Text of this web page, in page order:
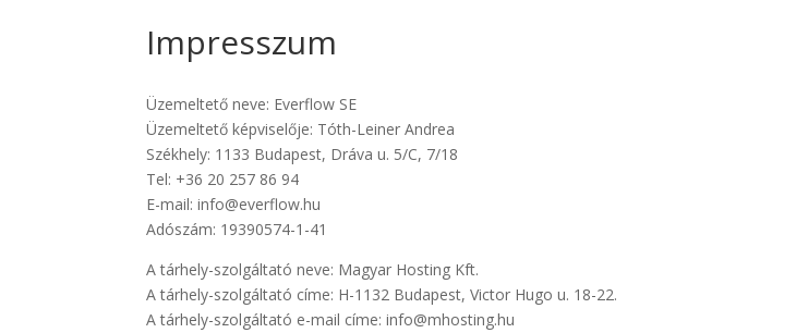
Impresszum
Üzemeltető neve: Everflow SE
Üzemeltető képviselője: Tóth-Leiner Andrea
Székhely: 1133 Budapest, Dráva u. 5/C, 7/18
Tel: +36 20 257 86 94
E-mail: info@everflow.hu
Adószám: 19390574-1-41
A tárhely-szolgáltató neve: Magyar Hosting Kft.
A tárhely-szolgáltató címe: H-1132 Budapest, Victor Hugo u. 18-22.
A tárhely-szolgáltató e-mail címe: info@mhosting.hu